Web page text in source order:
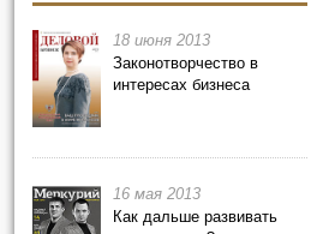
18 июня 2013
Законотворчество в
интересах бизнеса
16 мая 2013
Как дальше развивать